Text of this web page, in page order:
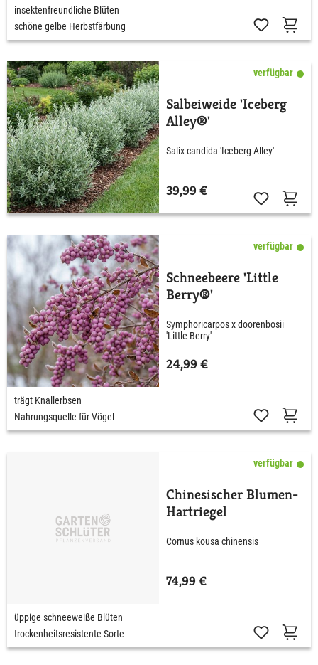
insektenfreundliche Blüten
schöne gelbe Herbstfärbung
verfügbar
Salbeiweide 'Iceberg
Alley®'
Salix candida 'Iceberg Alley'
39,99 €
verfügbar
Schneebeere 'Little
Berry®'
Symphoricarpos x doorenbosii
'Little Berry'
24,99 €
trägt Knallerbsen
Nahrungsquelle für Vögel
verfügbar
Chinesischer Blumen-
Hartriegel
Cornus kousa chinensis
74,99 €
üppige schneeweiße Blüten
trockenheitsresistente Sorte